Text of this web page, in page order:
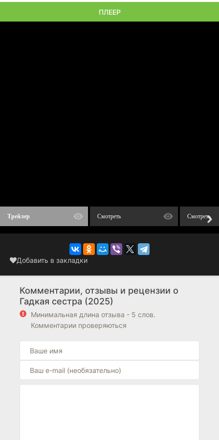
ПЛЕЕР
Трейлер Смотреть Смотреть
Добавить в закладки
Комментарии, отзывы и рецензии о
Гадкая сестра (2025)
Минимальная длина отзыва - 5 слов.
Комментарии проверяються